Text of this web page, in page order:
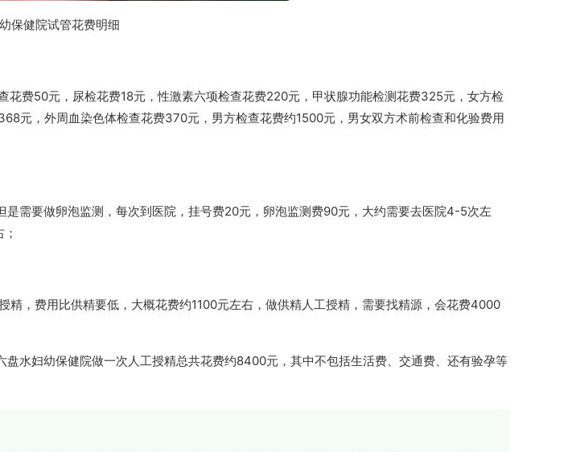
保健院试管花费明细
费50元，尿检花费18元，性激素六项检查花费220元，甲状腺功能检测花费325元，女方检
元，外周血染色体检查花费370元，男方检查花费约1500元，男女双方术前检查和化验费用
需要做卵泡监测，每次到医院，挂号费20元，卵泡监测费90元，大约需要去医院4-5次左
，费用比供精要低，大概花费约1100元左右，做供精人工授精，需要找精源，会花费4000
水妇幼保健院做一次人工授精总共花费约8400元，其中不包括生活费、交通费、还有验孕等